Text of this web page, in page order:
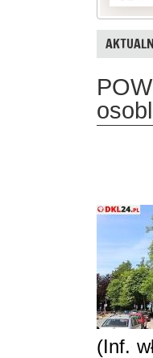
(Inf.